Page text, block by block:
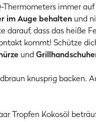
immer auf
im Auge behaltenund
darauf, dass das heiße
kommt! Schütze
und
knusprig backen.
Tropfen Kokosöl